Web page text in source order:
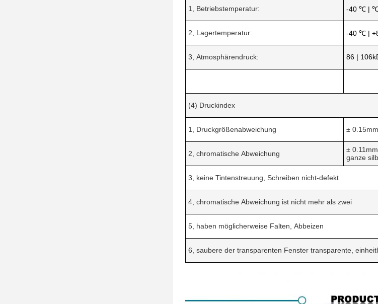
1, Betriebstemperatur: -40 ℃ |
2, Lagertemperatur: -40 ℃ |
3, Atmosphärendruck: 86 |
(4) Druckindex
1, Druckgrößenabweichung ±
2, chromatische Abweichung
±
ganze
3, keine Tintenstreuung, Schreiben nicht-defekt
4, chromatische Abweichung ist nicht mehr als zwei
5, haben möglicherweise Falten, Abbeizen
6, saubere der transparenten Fenster transparente,